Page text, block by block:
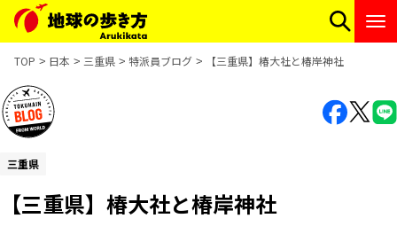
TOP 日本 三重県 特派員ブログ 【三重県】椿大社と椿岸神社
三重県
【三重県】椿大社と椿岸神社